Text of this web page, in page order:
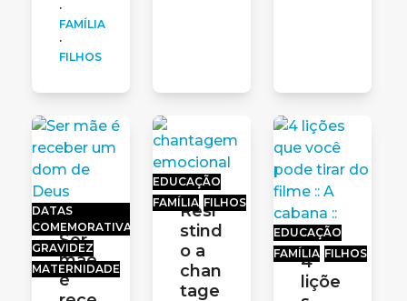
·
FAMÍLIA
·
FILHOS
DATAS
COMEMORATIVAS
GRAVIDEZ
MATERNIDADE
Ser
mãe
é
EDUCAÇÃO
FAMÍLIA FILHOS
Resi
stind
o a
chan
tage
EDUCAÇÃO
FAMÍLIA FILHOS
4
liçõe